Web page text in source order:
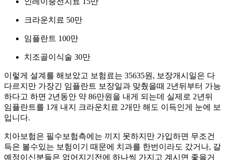
크라운치료 50만
임플란트 100만
치조골이식술 30만
이렇게 설계를 해보았고 보험료는 35635원, 보장개시일은 다
다르지만 가장긴 임플란트 보장일과 맞췄을때 2년뒤부터 가능
하다고 하면 2년동안 약 86만원을 내게 되는데 실제로 2년뒤
임플란트를 1개 내지 크라운치료 2개만 해도 이득인게 눈에 보
입니다.
치아보험은 필수보험측에는 끼지 못하지만 가입하면 무조건
득은 볼수있는 보험이기 때문에 치과를 한번이라도 갔거나, 갈
예정이신분들은 없어지기전에 하나씩 가지고 계시면 좋을거